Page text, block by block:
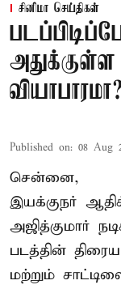
சினிமா செய்திகள்
Published on: 08 Aug
சென்னை,
இயக்குநர்
அஜித்குமார்
படத்தின்
மற்றும்